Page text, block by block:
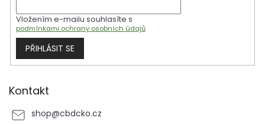
Vložením e-mailu souhlasíte s
podmínkami ochrany osobních údajů
PŘIHLÁSIT SE
Kontakt
shop@cbdcko.cz